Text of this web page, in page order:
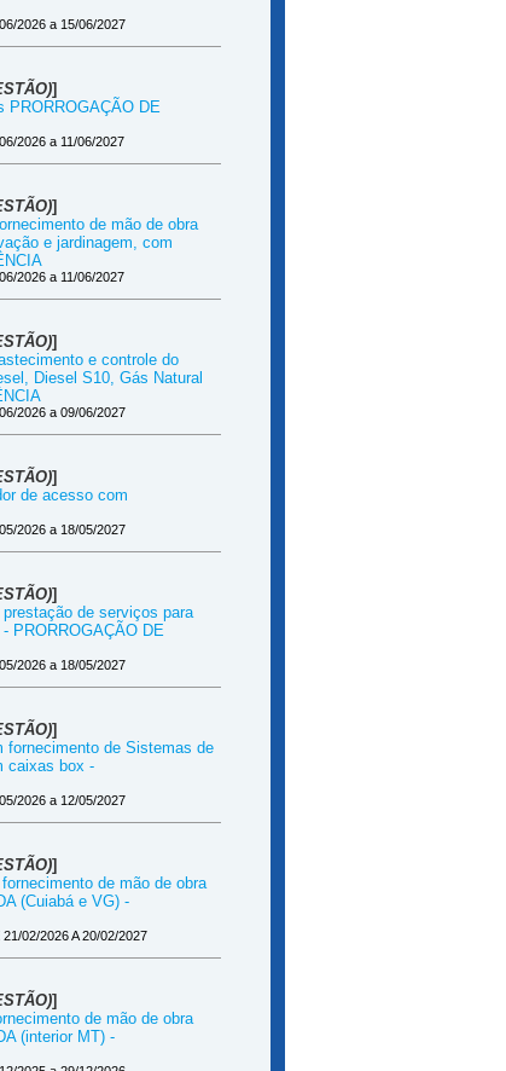
2026 a 15/06/2027
]
PRORROGAÇÃO DE
2026 a 11/06/2027
]
de mão de obra
e jardinagem, com
2026 a 11/06/2027
]
e controle do
Diesel S10, Gás Natural
2026 a 09/06/2027
]
de acesso com
2026 a 18/05/2027
]
de serviços para
PRORROGAÇÃO DE
2026 a 18/05/2027
]
fornecimento de Sistemas de
caixas box -
2026 a 12/05/2027
]
de mão de obra
(Cuiabá e VG) -
02/2026 A 20/02/2027
]
de mão de obra
(interior MT) -